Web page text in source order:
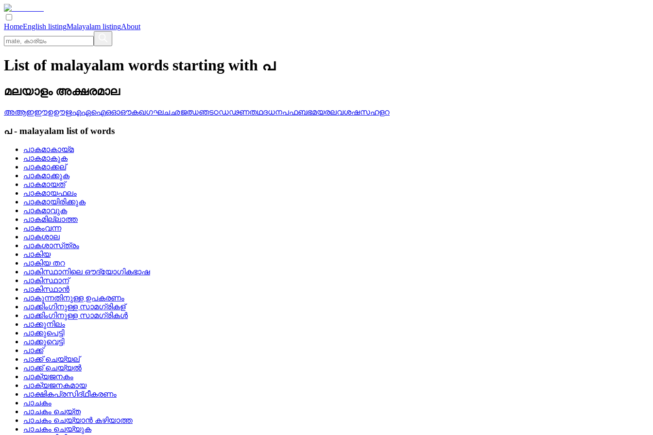
HomeEnglish listingMalayalam listingAbout
List of malayalam words starting with പ
മലയാളം അക്ഷരമാല
അആഇഈഉഊഋഎഏഐഒഓഔകഖഗഘചഛജഝഞടഠഡഢണതഥദധനപഫബഭമയരലവശഷസഹളറ
പ- malayalam list of words
പാകമാകായ്‌മ
പാകമാകുക
പാകമാക്കല്
പാകമാക്കുക
പാകമായത്
പാകമായഫലം
പാകമായിരിക്കുക
പാകമാവുക
പാകമില്ലാത്ത
പാകംവന്ന
പാകശാല
പാകശാസ്‌ത്രം
പാകിയ
പാകിയ തറ
പാകിസ്ഥാനിലെ ഔദ്യോഗികഭാഷ
പാകിസ്ഥാന്
പാകിസ്ഥാന്‍
പാകുന്നതിനുള്ള ഉപകരണം
പാക്കിംഗിനുള്ള സാമഗ്രികള്
പാക്കിംഗിനുള്ള സാമഗ്രികള്‍
പാക്കുനിലം
പാക്കുപെട്ടി
പാക്കുവെട്ടി
പാക്ക്
പാക്ക് ചെയ്യല്
പാക്ക് ചെയ്യല്‍
പാക്യജനകം
പാക്യജനകമായ
പാക്ഷികപ്രസിദ്‌ഥീകരണം
പാചകം
പാചകം ചെയ്‌ത
പാചകം ചെയ്യാന്‍ കഴിയാത്ത
പാചകം ചെയ്യുക